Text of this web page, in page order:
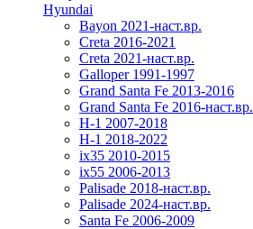
Hyundai
Bayon 2021-наст.вр.
Creta 2016-2021
Creta 2021-наст.вр.
Galloper 1991-1997
Grand Santa Fe 2013-2016
Grand Santa Fe 2016-наст.вр.
H-1 2007-2018
H-1 2018-2022
ix35 2010-2015
ix55 2006-2013
Palisade 2018-наст.вр.
Palisade 2024-наст.вр.
Santa Fe 2006-2009